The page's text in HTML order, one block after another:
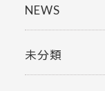
NEWS
未分類